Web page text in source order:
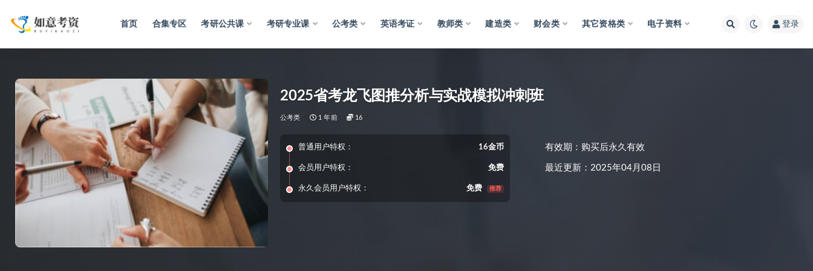
首页 合集专区 考研公共课 考研专业课 公考类 英语考证 教师类 建造类 财会类 其它资格类 电子资料 登录
2025省考龙飞图推分析与实战模拟冲刺班
公考类 1 年前 16
普通用户特权： 16金币
会员用户特权： 免费
永久会员用户特权： 免费 推荐
有效期：购买后永久有效
最近更新：2025年04月08日